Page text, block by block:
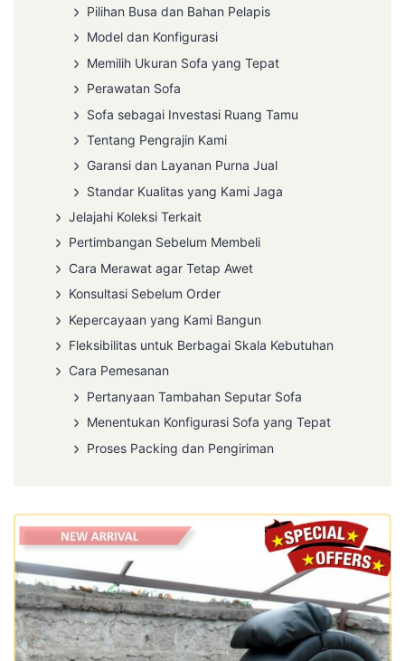
Pilihan Busa dan Bahan Pelapis
Model dan Konfigurasi
Memilih Ukuran Sofa yang Tepat
Perawatan Sofa
Sofa sebagai Investasi Ruang Tamu
Tentang Pengrajin Kami
Garansi dan Layanan Purna Jual
Standar Kualitas yang Kami Jaga
Jelajahi Koleksi Terkait
Pertimbangan Sebelum Membeli
Cara Merawat agar Tetap Awet
Konsultasi Sebelum Order
Kepercayaan yang Kami Bangun
Fleksibilitas untuk Berbagai Skala Kebutuhan
Cara Pemesanan
Pertanyaan Tambahan Seputar Sofa
Menentukan Konfigurasi Sofa yang Tepat
Proses Packing dan Pengiriman